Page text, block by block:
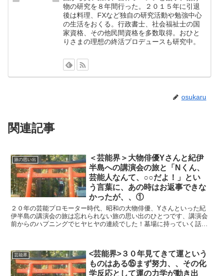
物の研究を８年間行った。２０１５年に引退
後は料理、FXなど独自の研究活動や勉強中心
の生活をおくる。行政書士、社会福祉士の国
家資格、その他民間資格を多数取得。おひと
りさまの理想の終活プロデュースも研究中。
osukaru
関連記事
旅の思い出
＜芸能界＞大物俳優Yさんと紀伊
半島への講演会の旅と「Nくん、
芸能人なんて、○○だよ！」とい
う言葉に、あの時はお返事できな
かったが、、①
２０年の芸能プロモーター時代、昭和の大物俳優、Yさんといった紀
伊半島の講演会の旅は忘れられない旅の思い出のひとつです、講演会
前からのハプニングでヒヤヒヤの連続でした！墓場に持っていく話で
芸能界
<芸能界>３０年見てきて運という
ものはある⑮まず努力、、その化
学反応として運の力学が動き出